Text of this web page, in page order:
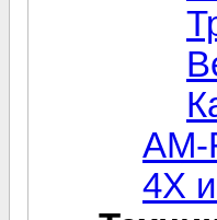
AM-
4X